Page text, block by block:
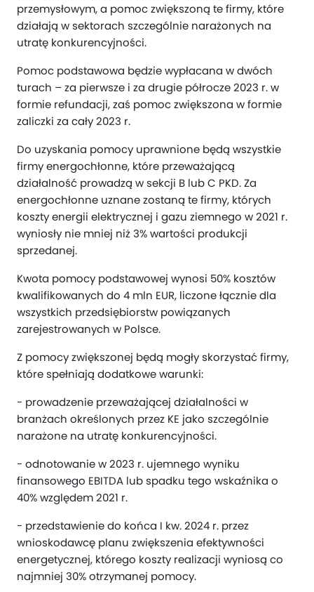
przemysłowym, a pomoc zwiększoną te firmy, które
działają w sektorach szczególnie narażonych na
utratę konkurencyjności.
Pomoc podstawowa będzie wypłacana w dwóch
turach – za pierwsze i za drugie półrocze 2023 r. w
formie refundacji, zaś pomoc zwiększona w formie
zaliczki za cały 2023 r.
Do uzyskania pomocy uprawnione będą wszystkie
firmy energochłonne, które przeważającą
działalność prowadzą w sekcji B lub C PKD. Za
energochłonne uznane zostaną te firmy, których
koszty energii elektrycznej i gazu ziemnego w 2021 r.
wyniosły nie mniej niż 3% wartości produkcji
sprzedanej.
Kwota pomocy podstawowej wynosi 50% kosztów
kwalifikowanych do 4 mln EUR, liczone łącznie dla
wszystkich przedsiębiorstw powiązanych
zarejestrowanych w Polsce.
Z pomocy zwiększonej będą mogły skorzystać firmy,
które spełniają dodatkowe warunki:
- prowadzenie przeważającej działalności w
branżach określonych przez KE jako szczególnie
narażone na utratę konkurencyjności.
- odnotowanie w 2023 r. ujemnego wyniku
finansowego EBITDA lub spadku tego wskaźnika o
40% względem 2021 r.
- przedstawienie do końca I kw. 2024 r. przez
wnioskodawcę planu zwiększenia efektywności
energetycznej, którego koszty realizacji wyniosą co
najmniej 30% otrzymanej pomocy.